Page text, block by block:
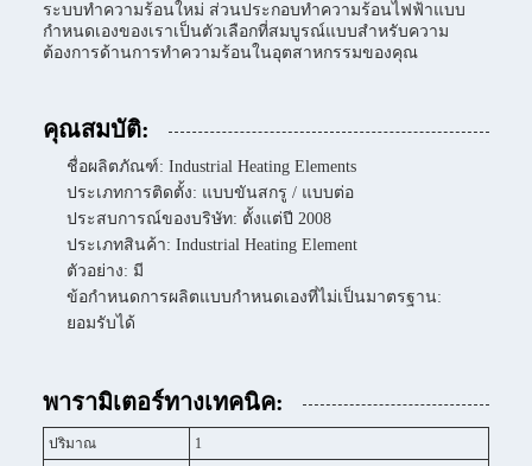
ระบบทำความร้อนใหม่ ส่วนประกอบทำความร้อนไฟฟ้าแบบ
กำหนดเองของเราเป็นตัวเลือกที่สมบูรณ์แบบสำหรับความ
ต้องการด้านการทำความร้อนในอุตสาหกรรมของคุณ
คุณสมบัติ:
ชื่อผลิตภัณฑ์: Industrial Heating Elements
ประเภทการติดตั้ง: แบบขันสกรู / แบบต่อ
ประสบการณ์ของบริษัท: ตั้งแต่ปี 2008
ประเภทสินค้า: Industrial Heating Element
ตัวอย่าง: มี
ข้อกำหนดการผลิตแบบกำหนดเองที่ไม่เป็นมาตรฐาน:
ยอมรับได้
พารามิเตอร์ทางเทคนิค:
ปริมาณ
1